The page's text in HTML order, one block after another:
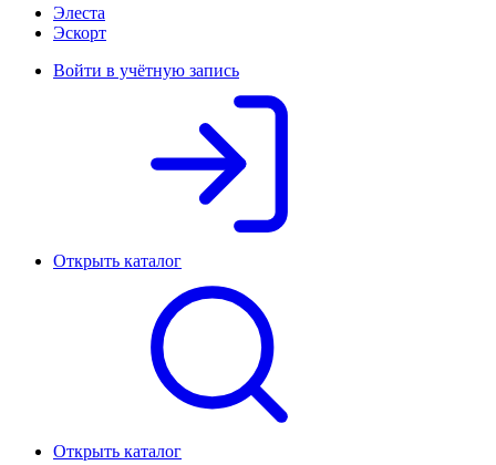
Элеста
Эскорт
Войти в учётную запись
Открыть каталог
Открыть каталог